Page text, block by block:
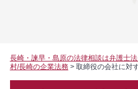
長崎・諫早・島原の法律相談は弁護士
村/長崎の企業法務 > 取締役の会社に対